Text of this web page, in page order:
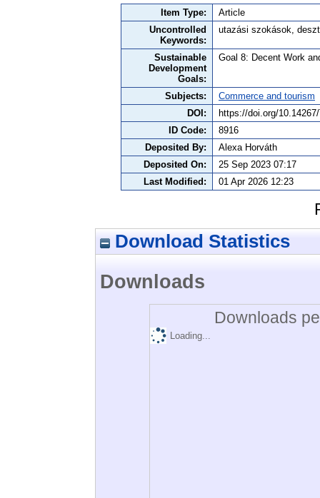
Item Type:
Article
Uncontrolled
Keywords:
utazási szokások,
Sustainable
Development
Goals:
Goal 8: Decent Work
Subjects:
Commerce and tourism
DOI:
https://doi.org/
ID Code:
8916
Deposited By:
Alexa Horváth
Deposited On:
25 Sep 2023 07:17
Last Modified:
01 Apr 2026 12:23
Download Statistics
Downloads
Downloads
Loading...